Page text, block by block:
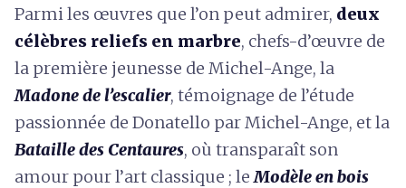
Parmi les œuvres que l’on peut admirer, deux
célèbres reliefs en marbre, chefs-d’œuvre de
la première jeunesse de Michel-Ange, la
Madone de l’escalier, témoignage de l’étude
passionnée de Donatello par Michel-Ange, et la
Bataille des Centaures, où transparaît son
amour pour l’art classique ; leModèle en bois